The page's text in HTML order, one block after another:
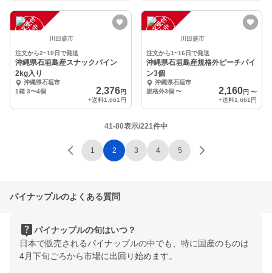
注
文
受
付
停
止
中 川田盛市
注文から2~10日で発送
沖縄県石垣島産スナックパイン
2kg入り
沖縄県石垣市
1箱 3〜4個
2,376円
+送料1,661円
注
文
受
付
停
止
中 川田盛市
注文から1~16日で発送
沖縄県石垣島産規格外ピーチパイ
ン3個
沖縄県石垣市
規格外3個 〜 2,160円 〜
+送料1,661円
41-80表示/221件中
1 2 3 4 5
パイナップルのよくある質問
live_helpパイナップルの旬はいつ？
日本で販売されるパイナップルの中でも、特に国産のものは
4月下旬ごろから市場に出回り始めます。